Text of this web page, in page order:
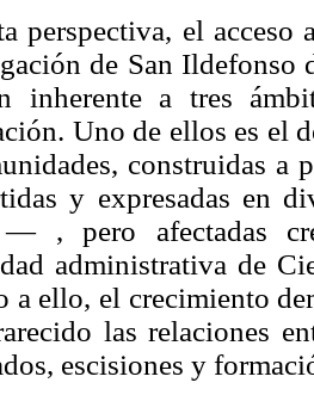
perspectiva, el
de San Ildefonso
inherente a tres
Uno de ellos es el
construidas a
y expresadas en
— , pero afectadas
administrativa de
a ello, el crecimiento
las relaciones
escisiones y